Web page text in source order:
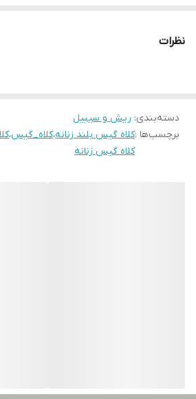
در صورت داشتن سوال میتوانید از پشتیبان
نظرات
دسته‌بندی: ریش و سیبیل
برچسب‌ها :کلاه گیس بلند زنانه،کلاه_گیس،
کلاه گیس زنانه